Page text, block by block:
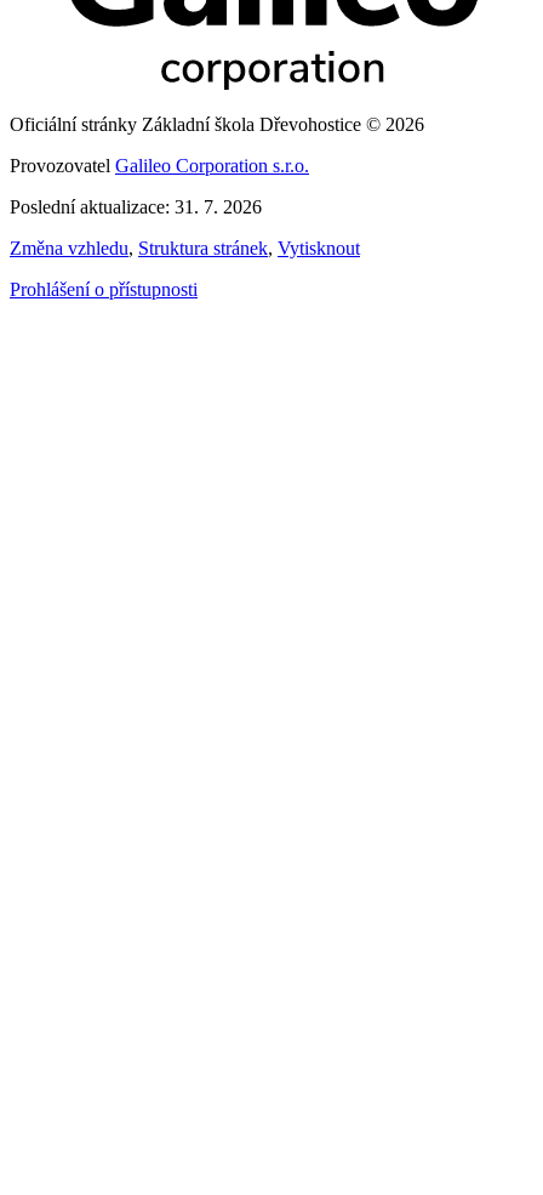
Oficiální stránky Základní škola Dřevohostice © 2026
Provozovatel Galileo Corporation s.r.o.
Poslední aktualizace: 31. 7. 2026
Změna vzhledu, Struktura stránek, Vytisknout
Prohlášení o přístupnosti